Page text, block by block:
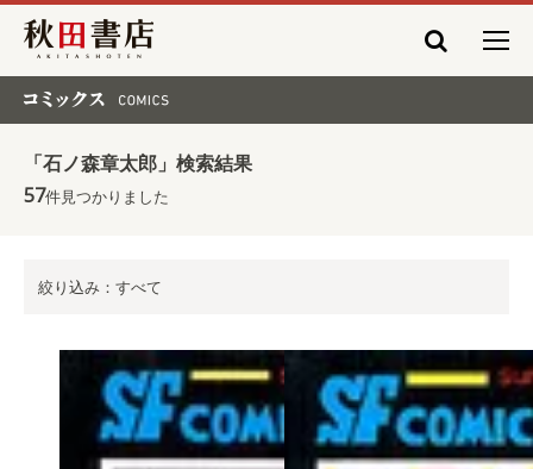
秋田書店
「石ノ森章太郎」検索結果
57件見つかりました
絞り込み：すべて